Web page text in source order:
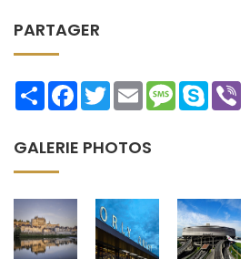
PARTAGER
ShareFacebookTwitterEmailMessage
Skype
GALERIE PHOTOS